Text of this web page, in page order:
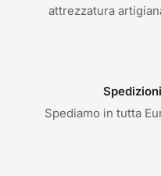
attrezzatura
Spediamo in tutta